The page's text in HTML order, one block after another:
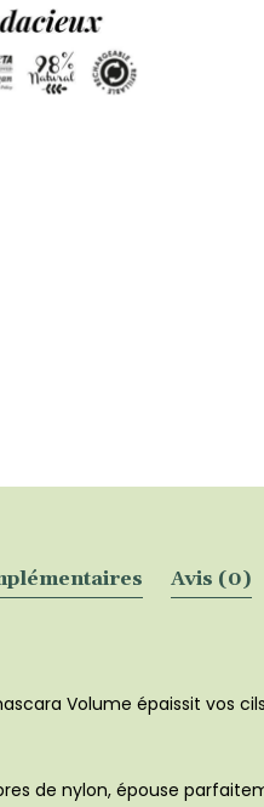
Avis (0)
Volume épaissit vos
de nylon, épouse